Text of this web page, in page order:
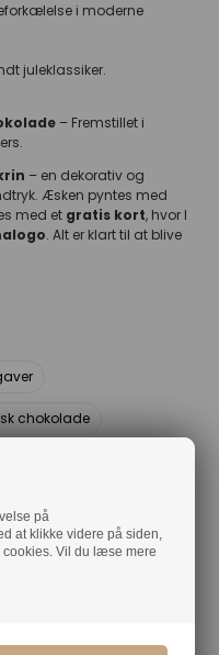
på
at klikke videre på siden,
cookies. Vil du læse mere
i moderne
juleklassiker.
– Fremstillet i
– en dekorativ og
Æsken pyntes med
med et gratis kort, hvor I
. Alt er klart til at blive
chokolade